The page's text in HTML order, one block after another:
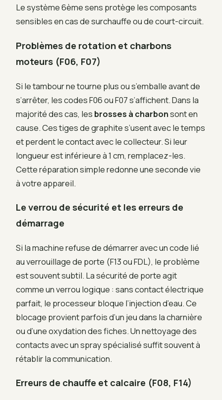
Le système 6ème sens protège les composants
sensibles en cas de surchauffe ou de court-circuit.
Problèmes de rotation et charbons
moteurs (F06, F07)
Si le tambour ne tourne plus ou s’emballe avant de
s’arrêter, les codes F06 ou F07 s’affichent. Dans la
majorité des cas, les brosses à charbonsont en
cause. Ces tiges de graphite s’usent avec le temps
et perdent le contact avec le collecteur. Si leur
longueur est inférieure à 1 cm, remplacez-les.
Cette réparation simple redonne une seconde vie
à votre appareil.
Le verrou de sécurité et les erreurs de
démarrage
Si la machine refuse de démarrer avec un code lié
au verrouillage de porte (F13 ou FDL), le problème
est souvent subtil. La sécurité de porte agit
comme un verrou logique : sans contact électrique
parfait, le processeur bloque l’injection d’eau. Ce
blocage provient parfois d’un jeu dans la charnière
ou d’une oxydation des fiches. Un nettoyage des
contacts avec un spray spécialisé suffit souvent à
rétablir la communication.
Erreurs de chauffe et calcaire (F08, F14)